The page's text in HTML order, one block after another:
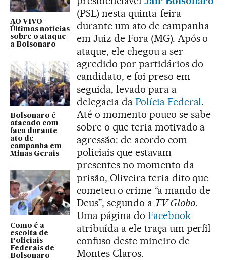
AO VIVO |
Últimas notícias
sobre o ataque
a Bolsonaro
Bolsonaro é
atacado com
faca durante
ato de
campanha em
Minas Gerais
Como é a
escolta de
Policiais
Federais de
Bolsonaro
(PSL) nesta quinta-feira
durante um ato de campanha
em Juiz de Fora (MG). Após o
ataque, ele chegou a ser
agredido por partidários do
candidato, e foi preso em
seguida, levado para a
delegacia da Polícia Federal.
Até o momento pouco se sabe
sobre o que teria motivado a
agressão: de acordo com
policiais que estavam
presentes no momento da
prisão, Oliveira teria dito que
cometeu o crime “a mando de
Deus”, segundo a TV Globo.
Uma página do Facebook
atribuída a ele traça um perfil
confuso deste mineiro de
Montes Claros.